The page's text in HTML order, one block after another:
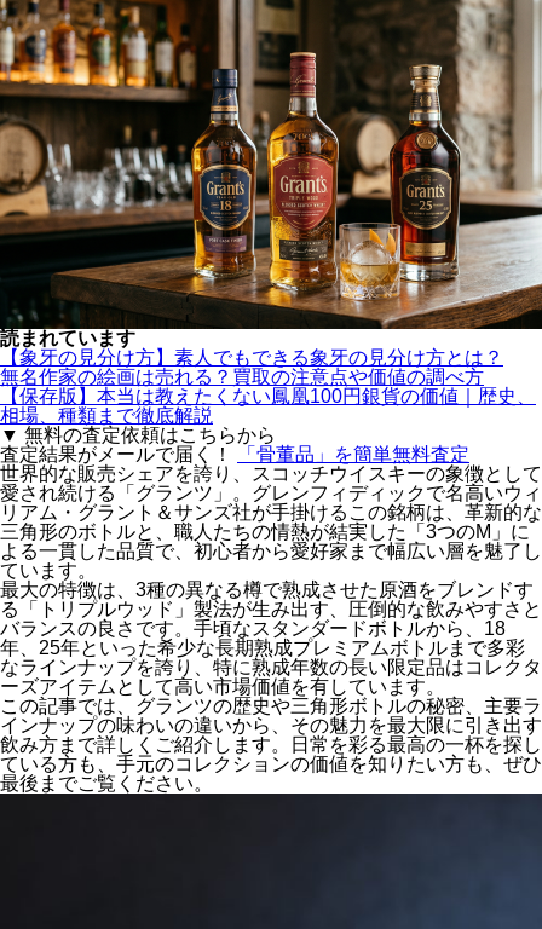
読まれています
【象牙の見分け方】素人でもできる象牙の見分け方とは？
無名作家の絵画は売れる？買取の注意点や価値の調べ方
【保存版】本当は教えたくない鳳凰100円銀貨の価値｜歴史、
相場、種類まで徹底解説
▼ 無料の査定依頼はこちらから
査定結果がメールで届く！
「骨董品」を簡単無料査定
世界的な販売シェアを誇り、スコッチウイスキーの象徴として
愛され続ける「グランツ」。グレンフィディックで名高いウィ
リアム・グラント＆サンズ社が手掛けるこの銘柄は、革新的な
三角形のボトルと、職人たちの情熱が結実した「3つのM」に
よる一貫した品質で、初心者から愛好家まで幅広い層を魅了し
ています。
最大の特徴は、3種の異なる樽で熟成させた原酒をブレンドす
る「トリプルウッド」製法が生み出す、圧倒的な飲みやすさと
バランスの良さです。手頃なスタンダードボトルから、18
年、25年といった希少な長期熟成プレミアムボトルまで多彩
なラインナップを誇り、特に熟成年数の長い限定品はコレクタ
ーズアイテムとして高い市場価値を有しています。
この記事では、 グランツの歴史や三角形ボトルの秘密、主要ラ
インナップの味わいの違いから、その魅力を最大限に引き出す
飲み方まで詳しくご紹介 します。日常を彩る最高の一杯を探し
ている方も、手元のコレクションの価値を知りたい方も、ぜひ
最後までご覧ください。